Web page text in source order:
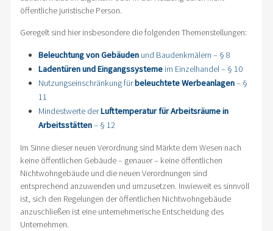
öffentliche juristische Person.
Geregelt sind hier insbesondere die folgenden Themenstellungen:
Beleuchtung von Gebäudenund Baudenkmälern – § 8
Ladentüren und Eingangssystemeim Einzelhandel – § 10
Nutzungseinschränkung fürbeleuchtete Werbeanlagen– §
11
Mindestwerte derLufttemperatur für Arbeitsräume in
Arbeitsstätten– § 12
Im Sinne dieser neuen Verordnung sind Märkte dem Wesen nach
keine öffentlichen Gebäude – genauer – keine öffentlichen
Nichtwohngebäude und die neuen Verordnungen sind
entsprechend anzuwenden und umzusetzen. Inwieweit es sinnvoll
ist, sich den Regelungen der öffentlichen Nichtwohngebäude
anzuschließen ist eine unternehmerische Entscheidung des
Unternehmen.